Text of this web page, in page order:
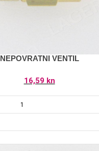
NEPOVRATNI VENTIL
16,59 kn